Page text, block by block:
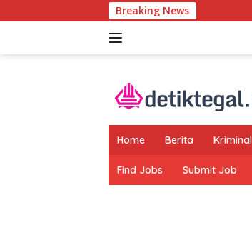
ke
Breaking News
Home Berita Kriminal
Find Jobs Submit Job